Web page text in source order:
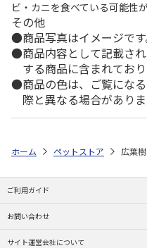
ビ・カニを食べている可能性
その他
商品写真はイメージです
商品内容として記載さ
する商品に含まれており
商品の色は、ご覧にな
際と異なる場合がありま
ホーム ペットストア 広葉
ご利用ガイド
お問い合わせ
サイト運営会社について